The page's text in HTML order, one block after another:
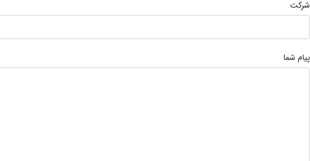
شرکت
پیام شما